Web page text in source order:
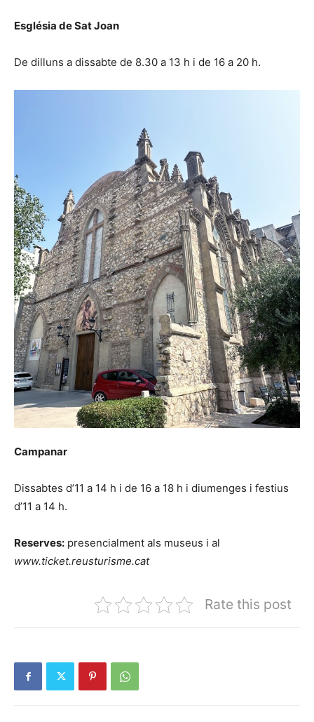
Església de Sat Joan
De dilluns a dissabte de 8.30 a 13 h i de 16 a 20 h.
Campanar
Dissabtes d’11 a 14 h i de 16 a 18 h i diumenges i festius
d’11 a 14 h.
Reserves: presencialment als museus i al
www.ticket.reusturisme.cat
Rate this post